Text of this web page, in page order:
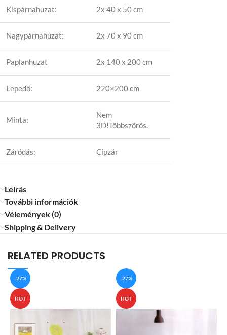
Kispárnahuzat: 2x 40 x 50 cm
Nagypárnahuzat: 2x 70 x 90 cm
Paplanhuzat 2x 140 x 200 cm
Lepedő: 220×200 cm
Minta:
Nem
3D!Többszörös.
Záródás: Cípzár
Leírás
További információk
Vélemények (0)
Shipping & Delivery
RELATED PRODUCTS
-27%
HOT
-27%
HOT